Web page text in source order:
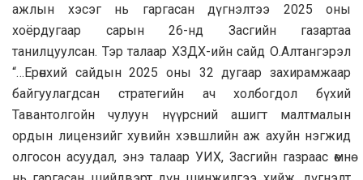
ажлын хэсэг нь гаргасан дүгнэлтээ 2025 оны
хоёрдугаар сарын 26-нд Засгийн газартаа
танилцуулсан. Тэр талаар ХЗДХ-ийн сайд О.Алтангэрэл
“…Ерөнхий сайдын 2025 оны 32 дугаар захирамжаар
байгуулагдсан стратегийн ач холбогдол бүхий
Тавантолгойн чулуун нүүрсний ашигт малтмалын
ордын лицензийг хувийн хэвшлийн аж ахуйн нэгжид
олгосон асуудал, энэ талаар УИХ, Засгийн газраас өмнө